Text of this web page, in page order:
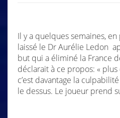
Il y a quelques semaines,
laissé le Dr Aurélie Ledon
but qui a éliminé la France
déclarait à ce propos: «
c’est davantage la
le dessus. Le joueur prend